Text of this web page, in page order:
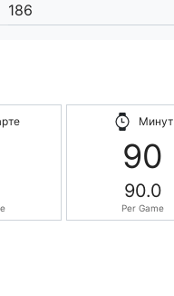
186
Минут
90
90.0
Per Game